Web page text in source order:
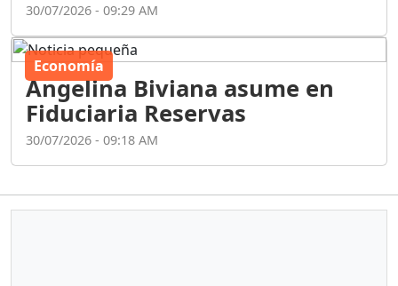
30/07/2026 - 09:29 AM
Economía
Angelina Biviana asume en
Fiduciaria Reservas
30/07/2026 - 09:18 AM